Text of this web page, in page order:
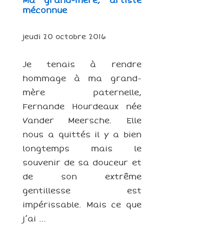
une
passion,
métier
méconnue
jeudi 20 octobre 2016
Je tenais à rendre
hommage à ma grand-
mère paternelle,
Fernande Hourdeaux née
Vander Meersche. Elle
nous a quittés il y a bien
longtemps mais le
souvenir de sa douceur et
de son extrême
gentillesse est
impérissable. Mais ce que
j’ai …